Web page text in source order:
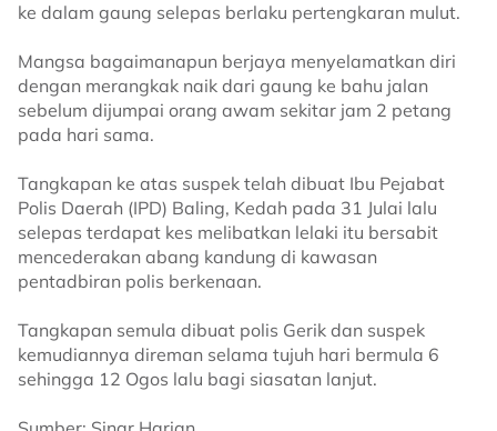
ke dalam gaung selepas berlaku pertengkaran mulut.
Mangsa bagaimanapun berjaya menyelamatkan diri
dengan merangkak naik dari gaung ke bahu jalan
sebelum dijumpai orang awam sekitar jam 2 petang
pada hari sama.
Tangkapan ke atas suspek telah dibuat Ibu Pejabat
Polis Daerah (IPD) Baling, Kedah pada 31 Julai lalu
selepas terdapat kes melibatkan lelaki itu bersabit
mencederakan abang kandung di kawasan
pentadbiran polis berkenaan.
Tangkapan semula dibuat polis Gerik dan suspek
kemudiannya direman selama tujuh hari bermula 6
sehingga 12 Ogos lalu bagi siasatan lanjut.